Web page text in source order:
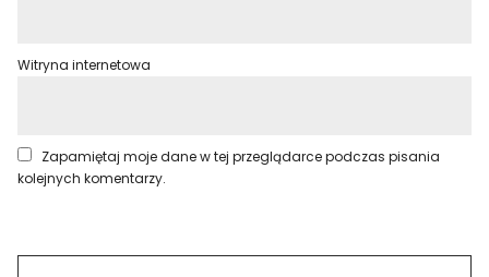
Witryna internetowa
Zapamiętaj moje dane w tej przeglądarce podczas pisania
kolejnych komentarzy.